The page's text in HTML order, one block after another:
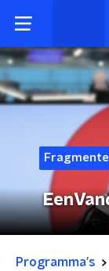
Programma's